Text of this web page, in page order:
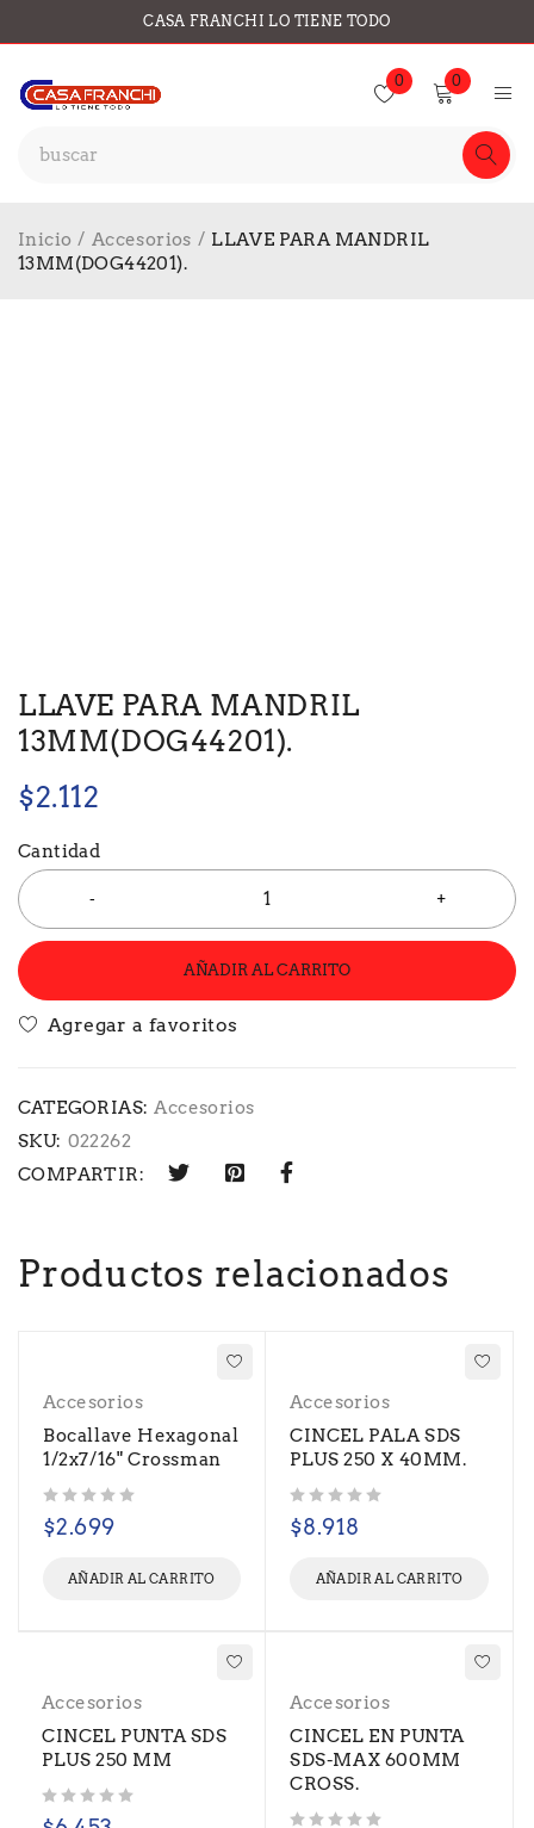
CASA FRANCHI LO TIENE TODO
0 0
Inicio / Accesorios / LLAVE PARA MANDRIL
13MM(DOG44201).
LLAVE PARA MANDRIL
13MM(DOG44201).
$2.112
Cantidad
AÑADIR AL CARRITO
CATEGORIAS: Accesorios
SKU: 022262
COMPARTIR:
Productos relacionados
Accesorios
Bocallave Hexagonal
1/2x7/16" Crossman
$2.699
AÑADIR AL CARRITO
Accesorios
CINCEL PALA SDS
PLUS 250 X 40MM.
$8.918
AÑADIR AL CARRITO
Accesorios
CINCEL PUNTA SDS
PLUS 250 MM
Accesorios
CINCEL EN PUNTA
SDS-MAX 600MM
CROSS.